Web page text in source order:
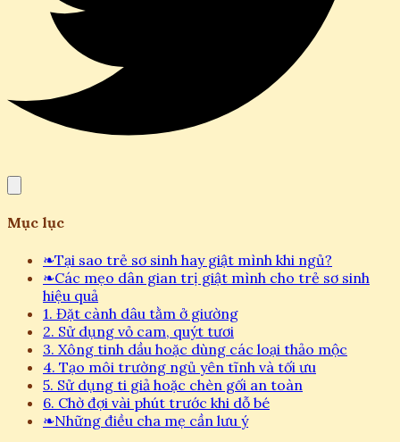
Mục lục
❧Tại sao trẻ sơ sinh hay giật mình khi ngủ?
❧Các mẹo dân gian trị giật mình cho trẻ sơ sinh
hiệu quả
1. Đặt cành dâu tằm ở giường
2. Sử dụng vỏ cam, quýt tươi
3. Xông tinh dầu hoặc dùng các loại thảo mộc
4. Tạo môi trường ngủ yên tĩnh và tối ưu
5. Sử dụng ti giả hoặc chèn gối an toàn
6. Chờ đợi vài phút trước khi dỗ bé
❧Những điều cha mẹ cần lưu ý